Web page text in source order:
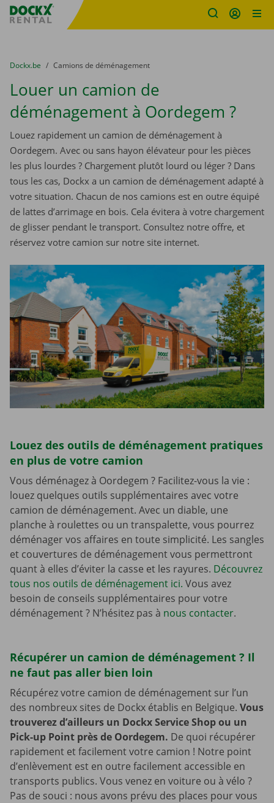
sitename
You are here:
du
Dockx.be to
Camions de déménagement
Louer un camion de
déménagement à Oordegem ?
Louez rapidement un camion de déménagement à
Oordegem. Avec ou sans hayon élévateur pour les pièces
les plus lourdes ? Chargement plutôt lourd ou léger ? Dans
tous les cas, Dockx a un camion de déménagement adapté à
votre situation. Chacun de nos camions est en outre équipé
de lattes d’arrimage en bois. Cela évitera à votre chargement
de glisser pendant le transport. Consultez notre offre, et
réservez votre camion sur notre site internet.
Louez des outils de déménagement pratiques
en plus de votre camion
Vous déménagez à Oordegem ? Facilitez-vous la vie :
louez quelques outils supplémentaires avec votre
camion de déménagement. Avec un diable, une
planche à roulettes ou un transpalette, vous pourrez
déménager vos affaires en toute simplicité. Les sangles
et couvertures de déménagement vous permettront
quant à elles d’éviter la casse et les rayures. Découvrez
tous nos outils de déménagement ici. Vous avez
besoin de conseils supplémentaires pour votre
déménagement ? N’hésitez pas à nous contacter.
Récupérer un camion de déménagement ? Il
ne faut pas aller bien loin
Récupérez votre camion de déménagement sur l’un
des nombreux sites de Dockx établis en Belgique. Vous
trouverez d’ailleurs un Dockx Service Shop ou un
Pick-up Point près de Oordegem. De quoi récupérer
rapidement et facilement votre camion ! Notre point
d’enlèvement est en outre facilement accessible en
transports publics. Vous venez en voiture ou à vélo ?
Pas de souci : nous avons prévu des places pour vous